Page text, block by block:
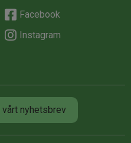
Facebook
Instagram
nyhetsbrev